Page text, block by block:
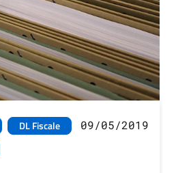
DL Fiscale
09/05/2019